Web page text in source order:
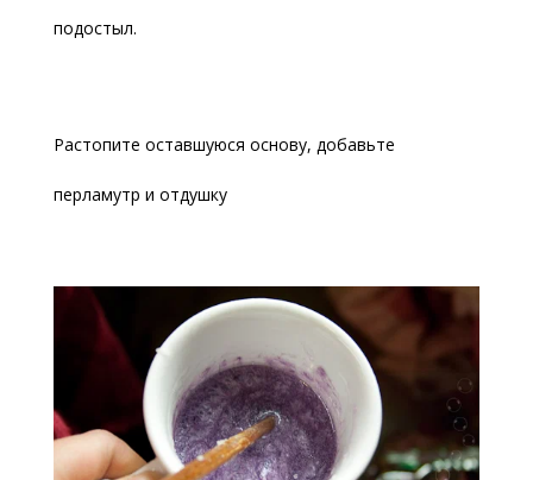
подостыл.
Растопите оставшуюся основу, добавьте
перламутр и отдушку